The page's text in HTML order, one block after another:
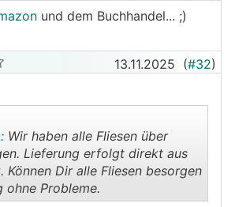
und dem Buchhandel... ;)
13.11.2025 (#32)
..
Wir haben alle Fliesen über
Lieferung erfolgt direkt aus
Können Dir alle Fliesen besorgen
ohne Probleme.